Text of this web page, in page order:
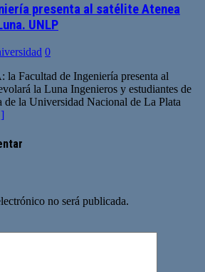
presenta al satélite Atenea
UNLP
0
Facultad de Ingeniería presenta al
la Luna Ingenieros y estudiantes de
de la Universidad Nacional de La Plata
no será publicada.